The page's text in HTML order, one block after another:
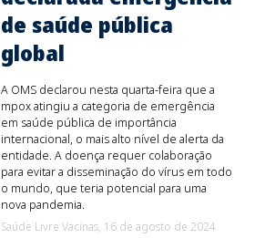
de saúde pública
global
A OMS declarou nesta quarta-feira que a
mpox atingiu a categoria de emergência
em saúde pública de importância
internacional, o mais alto nível de alerta da
entidade. A doença requer colaboração
para evitar a disseminação do vírus em todo
o mundo, que teria potencial para uma
nova pandemia.
Saúde Livre Vacinas, 16 de agosto de 2024